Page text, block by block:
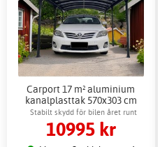
Carport 17 m² aluminium
kanalplasttak 570x303 cm
byggsats
Stabilt skydd för bilen året runt
10995 kr